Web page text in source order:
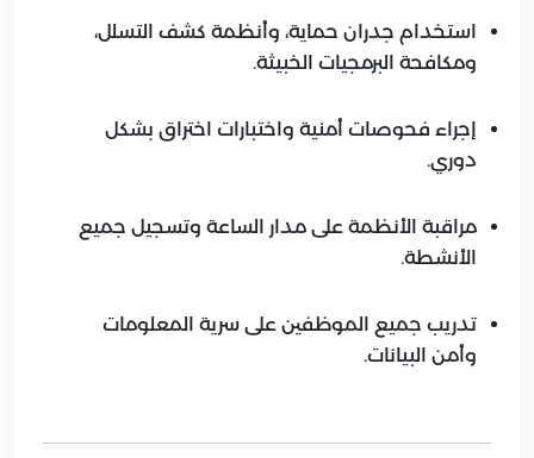
استخدام جدران حماية، وأنظمة كشف التسلل،
ومكافحة البرمجيات الخبيثة.
إجراء فحوصات أمنية واختبارات اختراق بشكل
دوري.
مراقبة الأنظمة على مدار الساعة وتسجيل جميع
الأنشطة.
تدريب جميع الموظفين على سرية المعلومات
وأمن البيانات.